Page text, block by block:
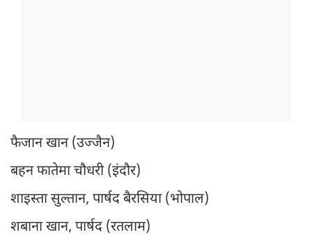
फैजान खान (उज्जैन)
बहन फातेमा चौधरी (इंदौर)
शाइस्ता सुल्तान, पार्षद बैरसिया (भोपाल)
शबाना खान, पार्षद (रतलाम)